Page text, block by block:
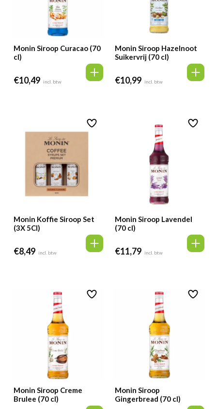
Monin Siroop Curacao (70
cl)
€10,49 incl. btw
Monin Siroop Hazelnoot
Suikervrij (70 cl)
€10,99 incl. btw
Monin Koffie Siroop Set
(3X 5Cl)
€8,49 incl. btw
Monin Siroop Lavendel
(70 cl)
€11,79 incl. btw
Monin Siroop Creme
Brulee (70 cl)
Monin Siroop
Gingerbread (70 cl)